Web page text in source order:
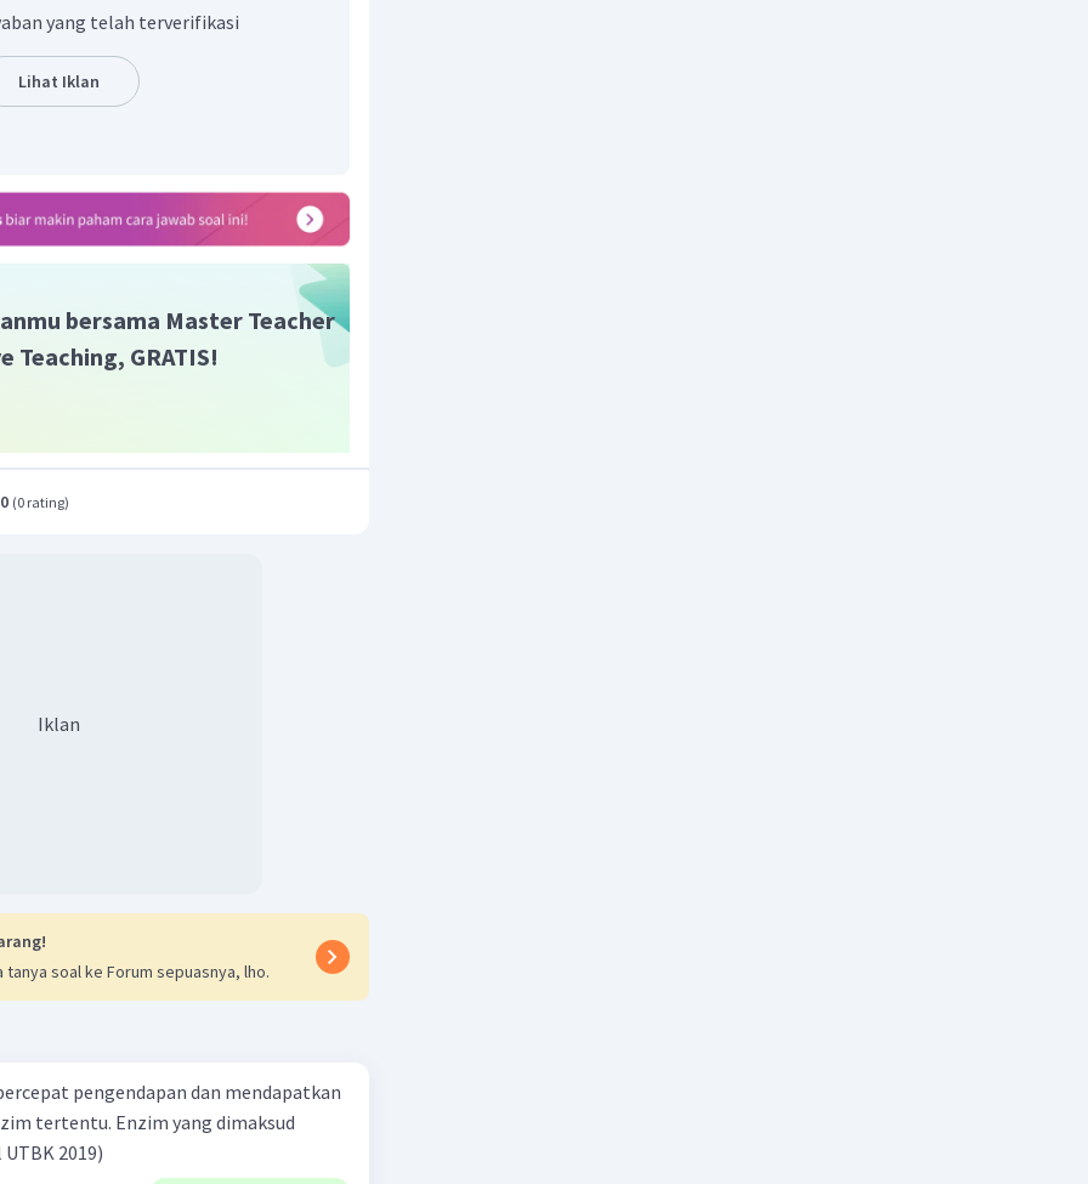
hidup, energi disimpan dalam
yang telah terverifikasi
Lihat Iklan
bersama Master Teacher
Teaching, GRATIS!
(0 rating)
Iklan
tanya soal ke Forum sepuasnya, lho.
pengendapan dan mendapatkan
tertentu. Enzim yang dimaksud
Soal UTBK 2019)